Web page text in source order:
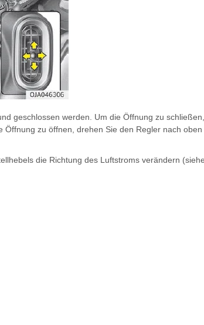
geschlossen werden. Um die Öffnung zu schließen,
zu öffnen, drehen Sie den Regler nach oben
die Richtung des Luftstroms verändern